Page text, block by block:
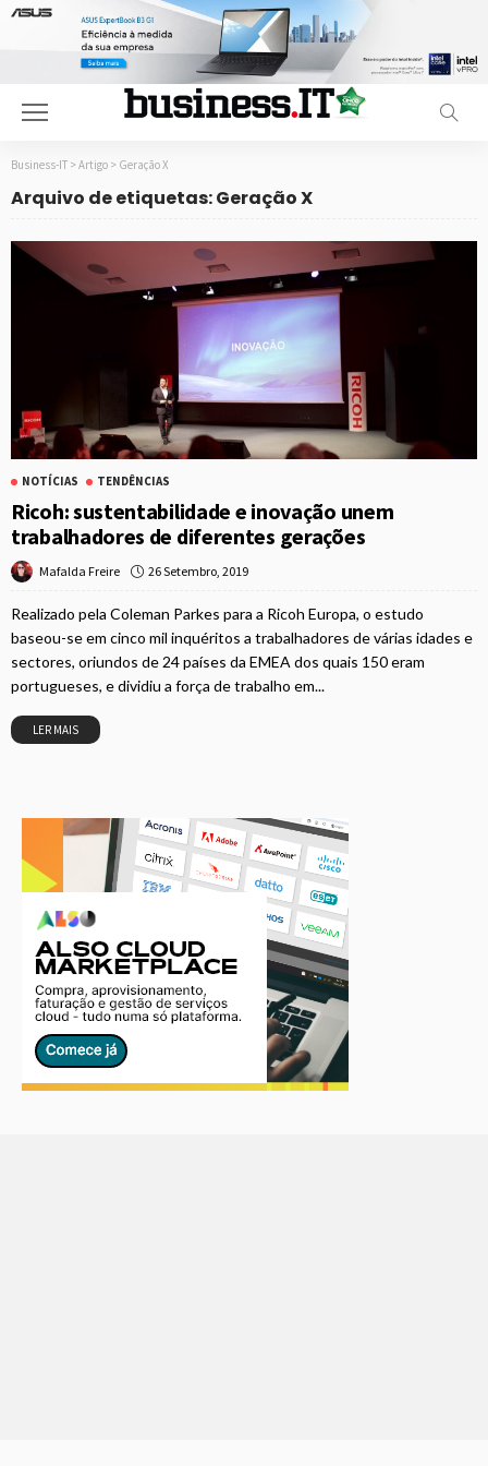
Business-IT > Artigo > Geração X
Arquivo de etiquetas: Geração X
NOTÍCIAS TENDÊNCIAS
Ricoh: sustentabilidade e inovação unem
trabalhadores de diferentes gerações
Mafalda Freire 26 Setembro, 2019
Realizado pela Coleman Parkes para a Ricoh Europa, o estudo
baseou-se em cinco mil inquéritos a trabalhadores de várias idades e
sectores, oriundos de 24 países da EMEA dos quais 150 eram
portugueses, e dividiu a força de trabalho em...
LER MAIS